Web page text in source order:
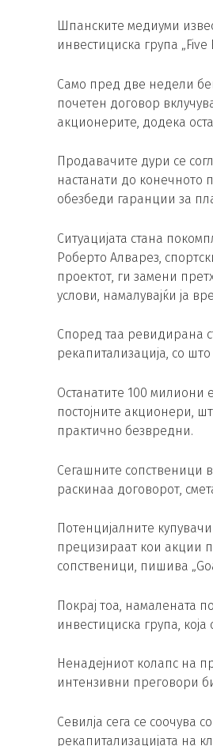
Шпанските медиуми
инвестициска група
Само пред две недели
почетен договор
акционерите, додека
Продавачите дури се
настанати до конечното
обезбеди гаранции за
Ситуацијата стана
Роберто Алварез,
проектот, ги замени
услови, намалувајќи ја
Според таа ревидирана
рекапитализација, со
Останатите 100 милиони
постојните акционери,
практично безвредни.
Сегашните сопственици
раскинаа договорот,
Потенцијалните
прецизираат кои акции
сопственици, пишива
Покрај тоа, намалената
инвестициска група,
Ненадејниот колапс на
интензивни преговори
Севилја сега се соочува
рекапитализацијата на